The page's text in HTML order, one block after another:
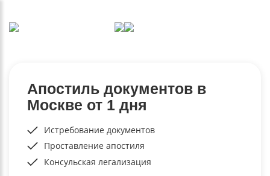
Апостиль документов в
Москве от 1 дня
Истребование документов
Проставление апостиля
Консульская легализация